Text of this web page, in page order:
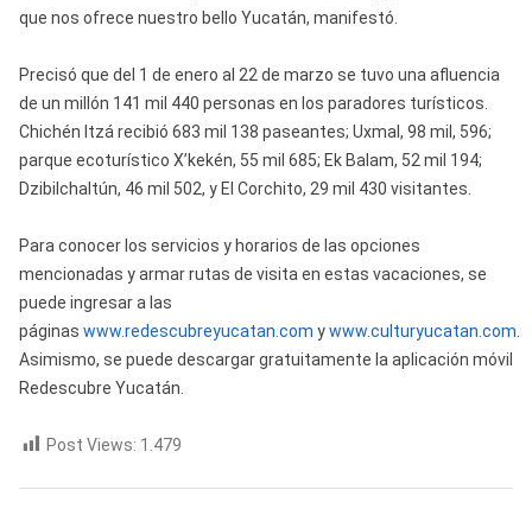
que nos ofrece nuestro bello Yucatán, manifestó.
Precisó que del 1 de enero al 22 de marzo se tuvo una afluencia
de un millón 141 mil 440 personas en los paradores turísticos.
Chichén Itzá recibió 683 mil 138 paseantes; Uxmal, 98 mil, 596;
parque ecoturístico X’kekén, 55 mil 685; Ek Balam, 52 mil 194;
Dzibilchaltún, 46 mil 502, y El Corchito, 29 mil 430 visitantes.
Para conocer los servicios y horarios de las opciones
mencionadas y armar rutas de visita en estas vacaciones, se
puede ingresar a las
páginas www.redescubreyucatan.com ywww.culturyucatan.com
Asimismo, se puede descargar gratuitamente la aplicación móvil
Redescubre Yucatán.
Post Views: 1.479